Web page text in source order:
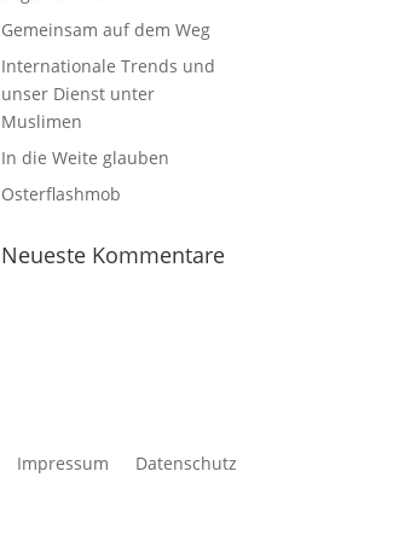
Gemeinsam auf dem Weg
Internationale Trends und
unser Dienst unter
Muslimen
In die Weite glauben
Osterflashmob
Neueste Kommentare
Impressum Datenschutz